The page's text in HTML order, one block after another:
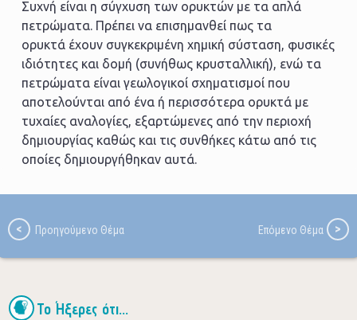
Συχνή είναι η σύγχυση των ορυκτών με τα απλά
πετρώματα. Πρέπει να επισημανθεί πως τα
ορυκτά έχουν συγκεκριμένη χημική σύσταση, φυσικές
ιδιότητες και δομή (συνήθως κρυσταλλική), ενώ τα
πετρώματα είναι γεωλογικοί σχηματισμοί που
αποτελούνται από ένα ή περισσότερα ορυκτά με
τυχαίες αναλογίες, εξαρτώμενες από την περιοχή
δημιουργίας καθώς και τις συνθήκες κάτω από τις
οποίες δημιουργήθηκαν αυτά.
Το Ήξερες ότι...